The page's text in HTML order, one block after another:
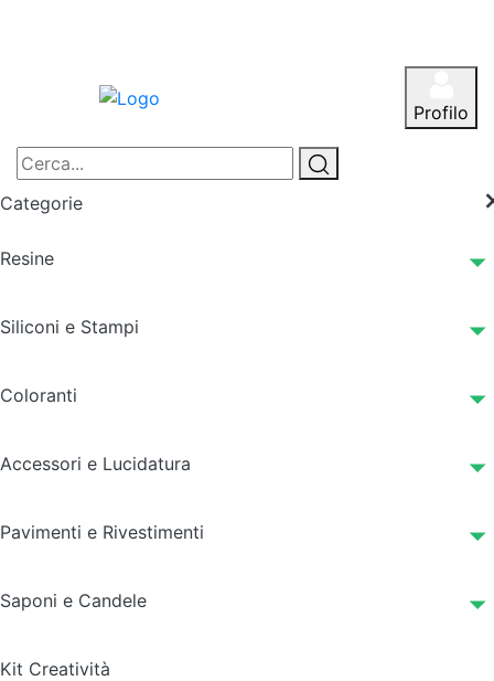
Profilo
Categorie
Resine
Siliconi e Stampi
Coloranti
Accessori e Lucidatura
Pavimenti e Rivestimenti
Saponi e Candele
Kit Creatività